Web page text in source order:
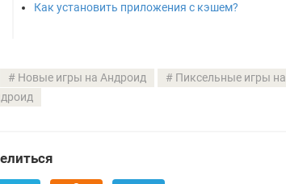
Как установить приложения с кэшем?
Новые игры на Андроид
Пиксельные игры на